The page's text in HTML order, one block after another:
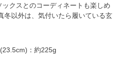
クスとのコーディネートも楽しめ
冬以外は、気付いたら履いている玄
：約225g